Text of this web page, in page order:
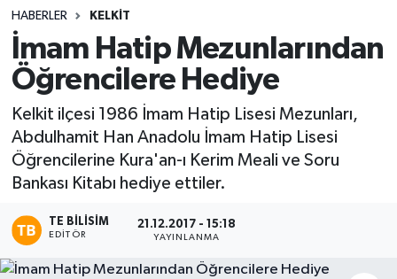
HABERLER KELKIT
İmam Hatip Mezunlarından
Öğrencilere Hediye
Kelkit ilçesi 1986 İmam Hatip Lisesi Mezunları,
Abdulhamit Han Anadolu İmam Hatip Lisesi
Öğrencilerine Kura'an-ı Kerim Meali ve Soru
Bankası Kitabı hediye ettiler.
TE BILISIM
EDITÖR
21.12.2017 - 15:18
YAYINLANMA
Süper Lig Puan Durumu ve Fikstür
Tüm Manşetler
Son Dakika Haberleri